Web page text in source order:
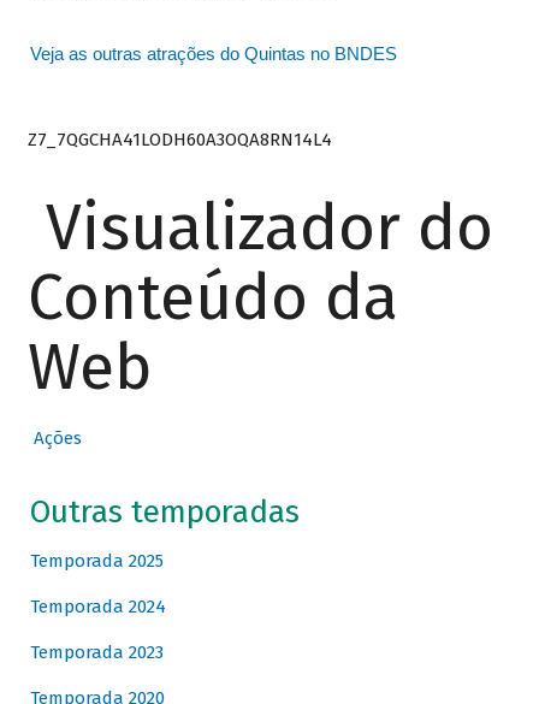
Veja as outras atrações do Quintas no BNDES
Z7_7QGCHA41LODH60A3OQA8RN14L4
Visualizador do
Conteúdo da
Web
Ações
Outras temporadas
Temporada 2025
Temporada 2024
Temporada 2023
Temporada 2020